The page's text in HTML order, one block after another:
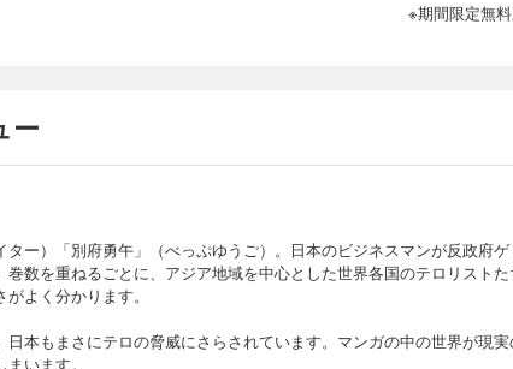
である――。成功率97.4％……世界一の交渉成功率を誇る交渉人（ネゴシエイタ
言葉で挑む。
午、死す――！ バンコクで勇午の死亡が確認された。報（しら）せを受けた
の菊地周を同行させ、真相の究明を目指す。勇午が受けていた依頼とは？
※期間限定無
ー
ー）「別府勇午」（べっぷゆうご）。日本のビジネスマンが反政府
数を重ねるごとに、アジア地域を中心とした世界各国のテロリスト
よく分かります。
本もまさにテロの脅威にさらされています。マンガの中の世界が現
います。